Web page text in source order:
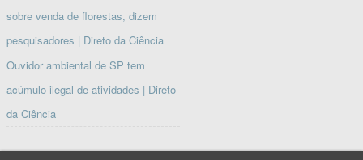
sobre venda de florestas, dizem
pesquisadores | Direto da Ciência
Ouvidor ambiental de SP tem
acúmulo ilegal de atividades | Direto
da Ciência